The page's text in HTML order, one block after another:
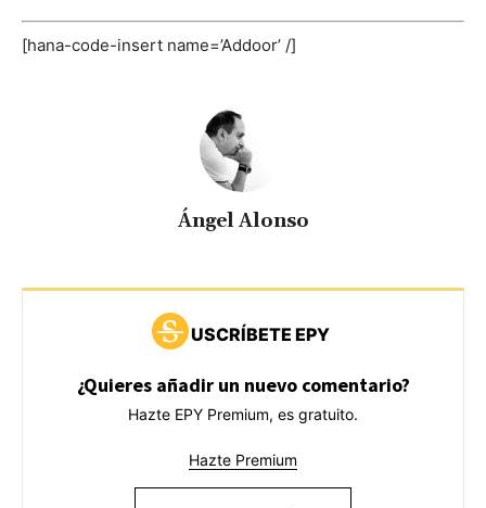
[hana-code-insert name=’Addoor’ /]
Ángel Alonso
USCRÍBETE EPY
¿Quieres añadir un nuevo comentario?
Hazte EPY Premium, es gratuito.
Hazte Premium